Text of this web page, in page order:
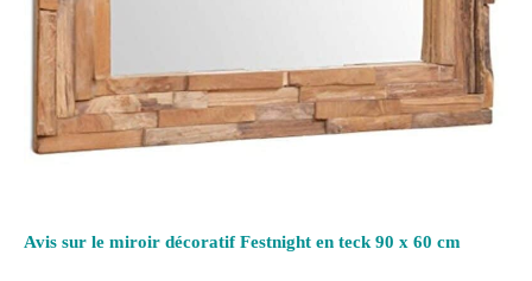
Avis sur le miroir décoratif Festnight en teck 90 x 60 cm